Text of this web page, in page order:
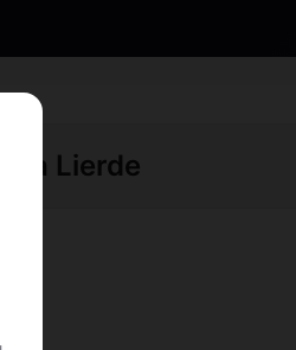
à Lierde